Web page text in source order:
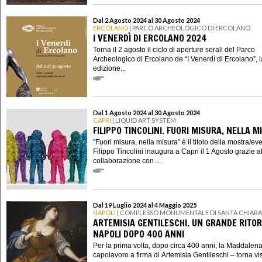
Dal 2 Agosto 2024 al 30 Agosto 2024
ERCOLANO | PARCO ARCHEOLOGICO DI ERCOLANO
I VENERDÌ DI ERCOLANO 2024
Torna il 2 agosto il ciclo di aperture serali del Parco
Archeologico di Ercolano de “I Venerdì di Ercolano”,
edizione...
Dal 1 Agosto 2024 al 30 Agosto 2024
CAPRI | LIQUID ART SYSTEM
FILIPPO TINCOLINI. FUORI MISURA, NELLA
"Fuori misura, nella misura" è il titolo della mostra/
Filippo Tincolini inaugura a Capri il 1 Agosto grazie
collaborazione con ...
Dal 19 Luglio 2024 al 4 Maggio 2025
NAPOLI | COMPLESSO MONUMENTALE DI SANTA CHIARA
ARTEMISIA GENTILESCHI. UN GRANDE
NAPOLI DOPO 400 ANNI
Per la prima volta, dopo circa 400 anni, la
capolavoro a firma di Artemisia Gentileschi – torna